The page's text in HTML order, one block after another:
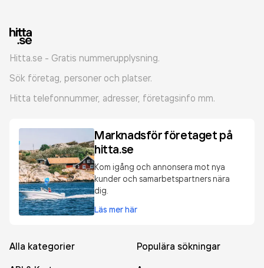
Hitta.se - Gratis nummerupplysning.
Sök företag, personer och platser.
Hitta telefonnummer, adresser, företagsinfo mm.
Marknadsför företaget på
hitta.se
Kom igång och annonsera mot nya
kunder och samarbetspartners nära
dig.
Läs mer här
Alla kategorier
Populära sökningar